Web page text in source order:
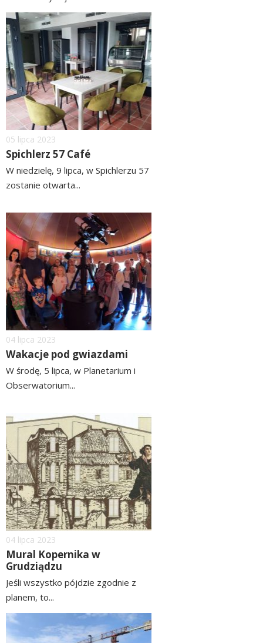
czytaj
więcej
image
Dodano
05 lipca 2023
Spichlerz 57 Café
W niedzielę, 9 lipca, w Spichlerzu 57
zostanie otwarta...
więcej
image
Dodano
04 lipca 2023
Wakacje pod gwiazdami
W środę, 5 lipca, w Planetarium i
Obserwatorium...
więcej
image
Dodano
04 lipca 2023
Mural Kopernika w
Grudziądzu
Jeśli wszystko pójdzie zgodnie z
planem, to...
czytaj
więcej
image